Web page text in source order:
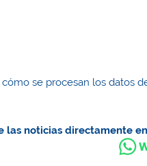
se procesan los datos
las noticias directamente